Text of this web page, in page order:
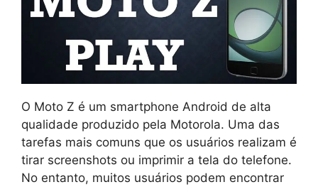
O Moto Z é um smartphone Android de alta
qualidade produzido pela Motorola. Uma das
tarefas mais comuns que os usuários realizam é
tirar screenshots ou imprimir a tela do telefone.
No entanto, muitos usuários podem encontrar